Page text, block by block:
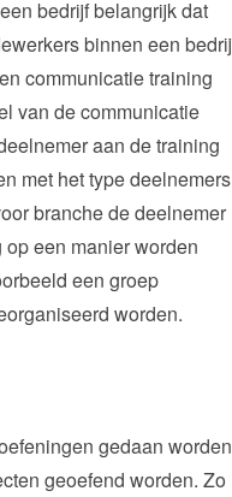
bedrijf belangrijk dat
binnen een
communicatie training
van de communicatie
aan de training
met het type deelnemers
branche de deelnemer
een manier worden
een groep
worden.
gedaan
geoefend worden. Zo